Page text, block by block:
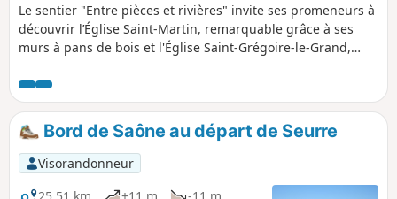
Le sentier "Entre pièces et rivières" invite ses promeneurs à
découvrir l’Église Saint-Martin, remarquable grâce à ses
murs à pans de bois et l'Église Saint-Grégoire-le-Grand,
comtois à tuiles vernissées. Au fil du parcours, se trouve le
hameau de Chazelle, où chevaux et bovins pâturent
paisiblement dans les prairies l'été.
Bord de Saône au départ de Seurre
Visorandonneur